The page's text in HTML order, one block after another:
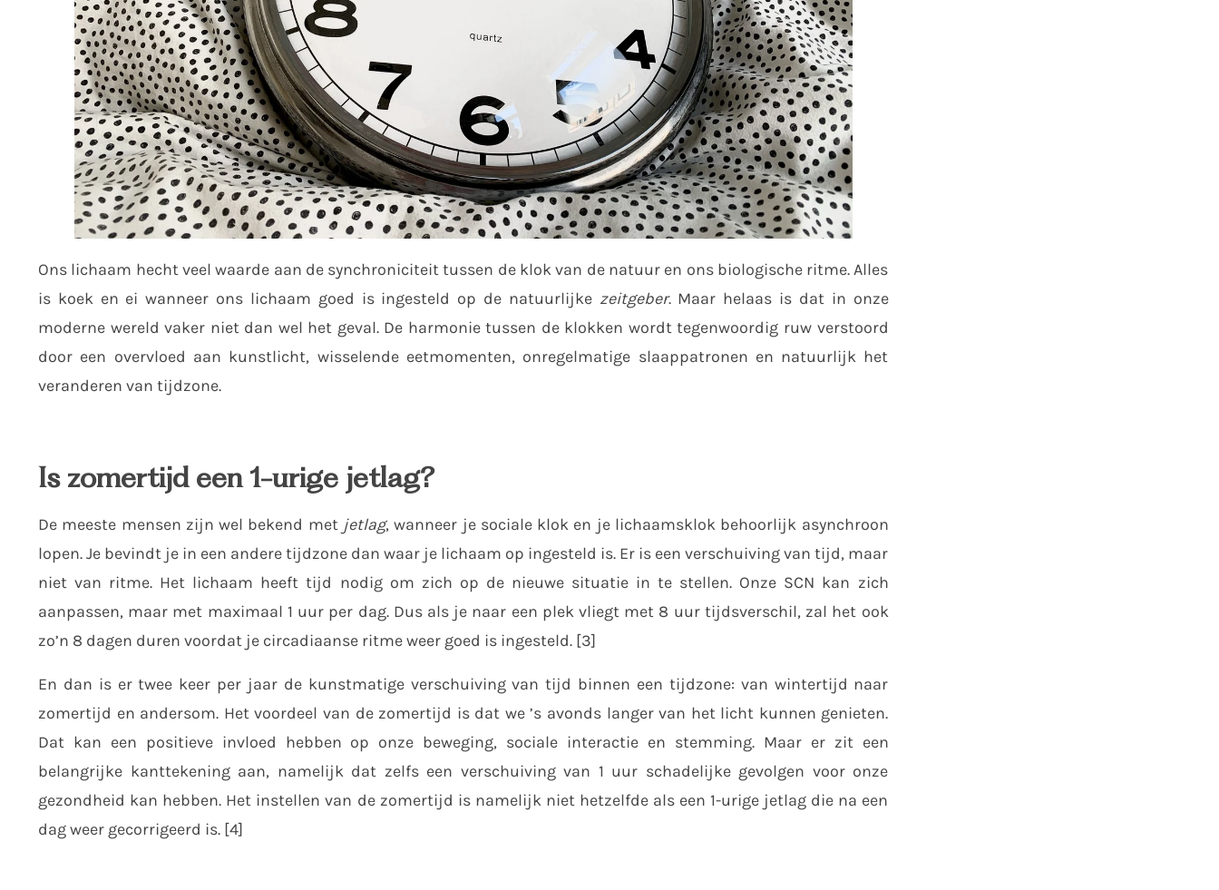
Ons lichaam hecht veel waarde aan de synchroniciteit tussen de klok van de natuur en ons biologische ritme. Alles
is koek en ei wanneer ons lichaam goed is ingesteld op de natuurlijke zeitgeber. Maar helaas is dat in onze
moderne wereld vaker niet dan wel het geval. De harmonie tussen de klokken wordt tegenwoordig ruw verstoord
door een overvloed aan kunstlicht, wisselende eetmomenten, onregelmatige slaappatronen en natuurlijk het
veranderen van tijdzone.
Is zomertijd een 1-urige jetlag?
De meeste mensen zijn wel bekend met jetlag, wanneer je sociale klok en je lichaamsklok behoorlijk asynchroon
lopen. Je bevindt je in een andere tijdzone dan waar je lichaam op ingesteld is. Er is een verschuiving van tijd, maar
niet van ritme. Het lichaam heeft tijd nodig om zich op de nieuwe situatie in te stellen. Onze SCN kan zich
aanpassen, maar met maximaal 1 uur per dag. Dus als je naar een plek vliegt met 8 uur tijdsverschil, zal het ook
zo’n 8 dagen duren voordat je circadiaanse ritme weer goed is ingesteld. [3]
En dan is er twee keer per jaar de kunstmatige verschuiving van tijd binnen een tijdzone: van wintertijd naar
zomertijd en andersom. Het voordeel van de zomertijd is dat we ’s avonds langer van het licht kunnen genieten.
Dat kan een positieve invloed hebben op onze beweging, sociale interactie en stemming. Maar er zit een
belangrijke kanttekening aan, namelijk dat zelfs een verschuiving van 1 uur schadelijke gevolgen voor onze
gezondheid kan hebben. Het instellen van de zomertijd is namelijk niet hetzelfde als een 1-urige jetlag die na een
dag weer gecorrigeerd is. [4]